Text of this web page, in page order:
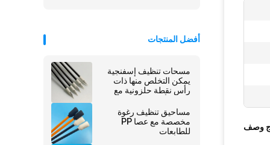
أفضل المنتجات
مسحات تنظيف إسفنجية
يمكن التخلص منها ذات
رأس نقطة حلزونية مع
مساحيق تنظيف رغوة
مخصصة مع عصا PP
للطابعات
وصف